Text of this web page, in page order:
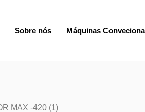
Sobre nós Máquinas